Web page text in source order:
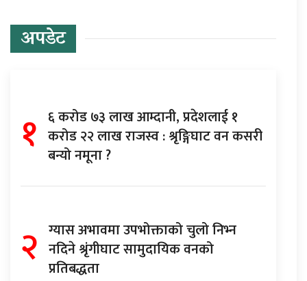
अपडेट
१ ६ करोड ७३ लाख आम्दानी, प्रदेशलाई १
करोड २२ लाख राजस्व : श्रृङ्गिघाट वन कसरी
बन्यो नमूना ?
२ ग्यास अभावमा उपभोक्ताको चुलो निभ्न
नदिने श्रृंगीघाट सामुदायिक वनको
प्रतिबद्धता